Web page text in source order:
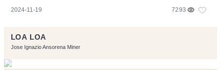
2024-11-19 7293
LOA LOA
Jose Ignazio Ansorena Miner